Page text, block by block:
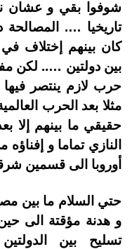
شوفوا بقي و عشان
تاريخيا ….
كان بينهم إختلاف
بين دولتين ….. لكن
حرب لازم ينتصر
مثلا بعد الحرب
حقيقي ما بينهم إلا
النازي تماما و
أوروبا الى قسمين
حتي السلام ما بين
و هدنة مؤقتة الى
تسليح بين